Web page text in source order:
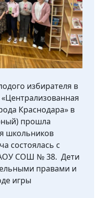
избирателя в
Краснодара» в
прошла
школьников
состоялась с
СОШ № 38. Дети
правами и
игры